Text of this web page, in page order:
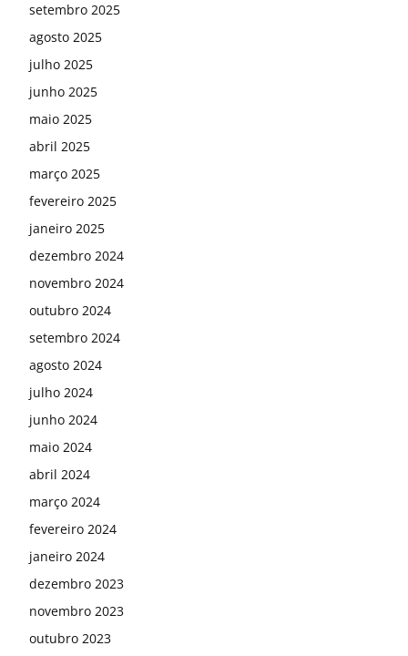
setembro 2025
agosto 2025
julho 2025
junho 2025
maio 2025
abril 2025
março 2025
fevereiro 2025
janeiro 2025
dezembro 2024
novembro 2024
outubro 2024
setembro 2024
agosto 2024
julho 2024
junho 2024
maio 2024
abril 2024
março 2024
fevereiro 2024
janeiro 2024
dezembro 2023
novembro 2023
outubro 2023